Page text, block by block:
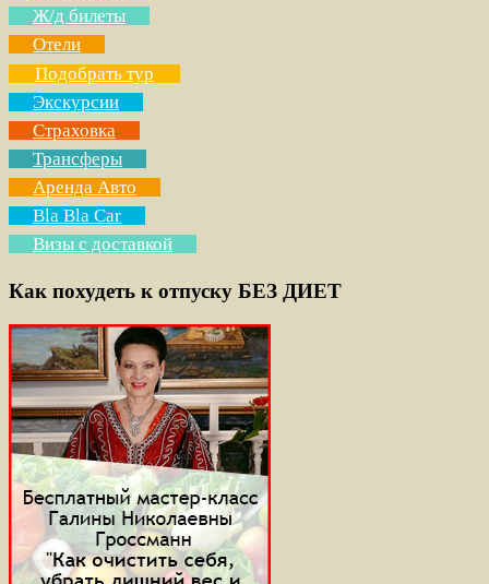
Ж/д билеты
Отели
Подобрать тур
Экскурсии
Страховка
Трансферы
Аренда Авто
Bla Bla Car
Визы с доставкой
Как похудеть к отпуску БЕЗ ДИЕТ